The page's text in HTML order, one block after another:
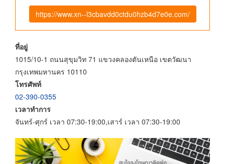
https://www.xn--l3cbavdd0ctdu0hzb4d7e0e.com/
ที่อยู่
1015/10-1 ถนนสุขุมวิท 71 แขวงคลองตันเหนือ เขตวัฒนา
กรุงเทพมหานคร 10110
โทรศัพท์
02-390-0355
เวลาทำการ
จันทร์-ศุกร์ เวลา 07:30-19:00,เสาร์ เวลา 07:30-19:00